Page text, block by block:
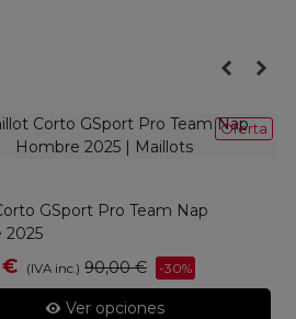
Oferta
GSport Pro Team Nap
2025
€ (IVA inc.) 90,00 € -30%
Ver opciones